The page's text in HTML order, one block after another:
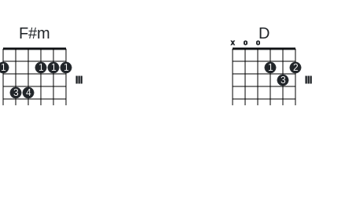
F#m
1
3 4
1 1 1
D
x o o
1
3
2